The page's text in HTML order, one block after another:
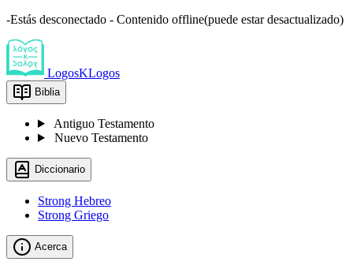
-Estás desconectado - Contenido offline(puede estar desactualizado)
LogosKLogos
Biblia
Antiguo Testamento
Nuevo Testamento
Diccionario
Strong Hebreo
Strong Griego
Acerca